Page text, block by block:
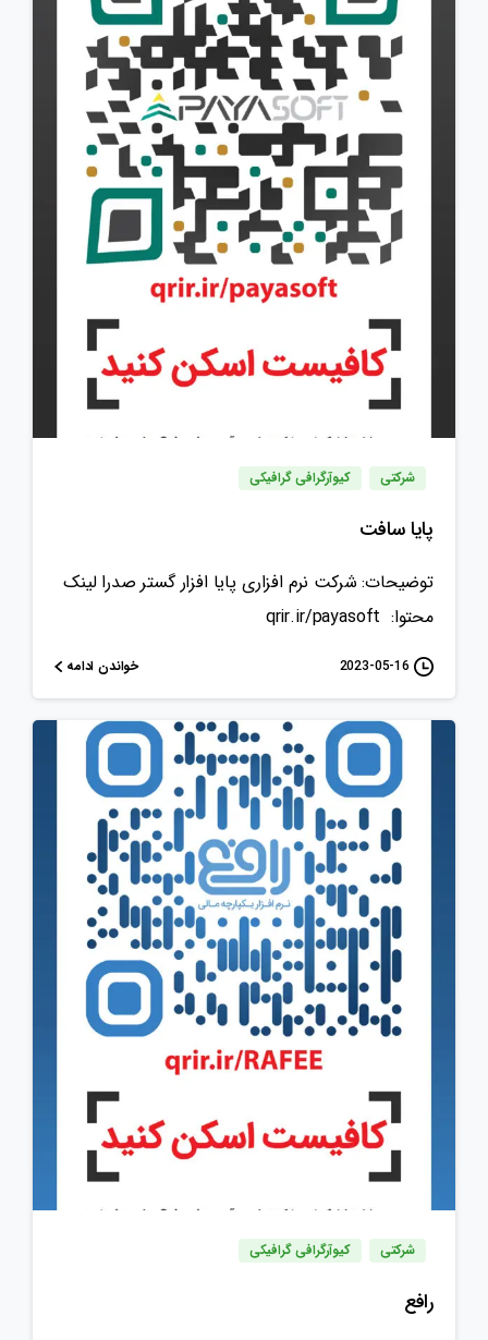
شرکتی کیوآرگرافی گرافیکی
پایا سافت
توضیحات: شرکت نرم افزاری پایا افزار گستر صدرا لینک
محتوا: qrir.ir/payasoft
2023-05-16 خواندن ادامه
شرکتی کیوآرگرافی گرافیکی
رافع